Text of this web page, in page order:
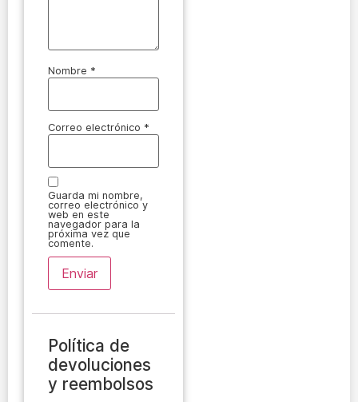
Nombre *
Correo electrónico *
Guarda mi nombre,
correo electrónico y
web en este
navegador para la
próxima vez que
comente.
Política de
devoluciones
y reembolsos